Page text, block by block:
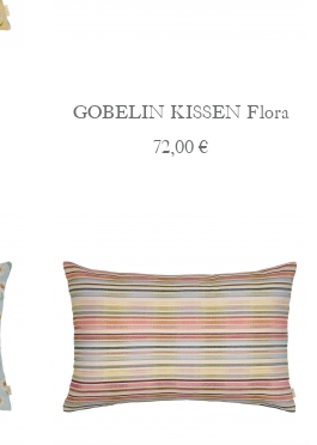
GOBELIN KISSEN Flora
72,00 €